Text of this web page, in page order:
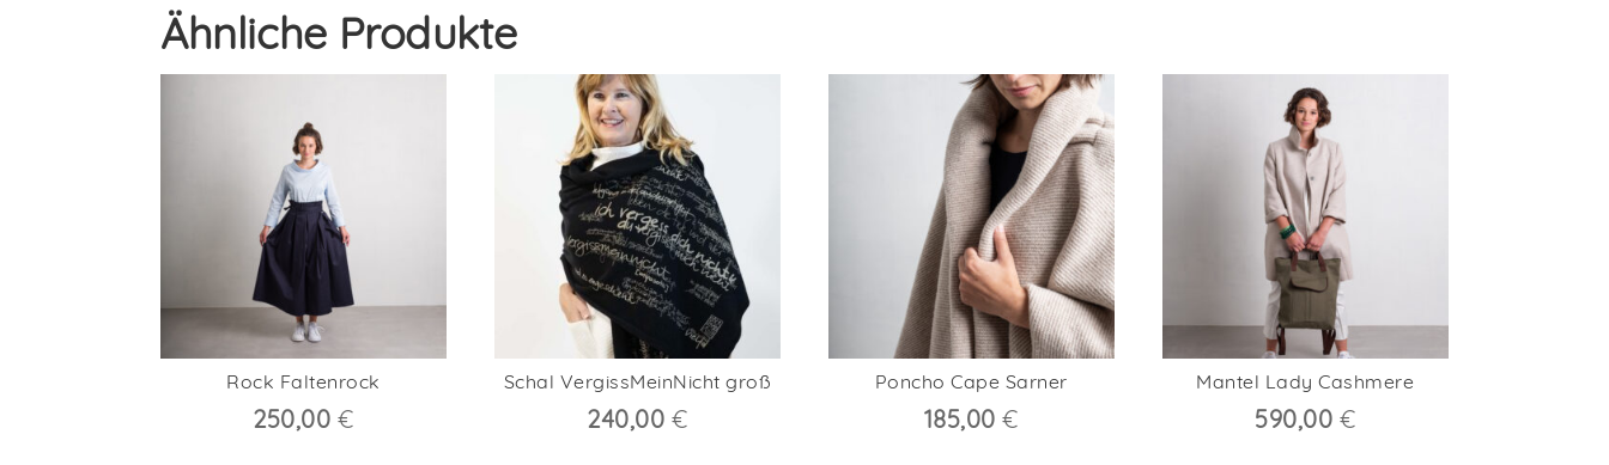
Ähnliche Produkte
Rock Faltenrock
250,00 €
Schal VergissMeinNicht groß
240,00 €
Poncho Cape Sarner
185,00€
Mantel Lady Cashmere
590,00 €